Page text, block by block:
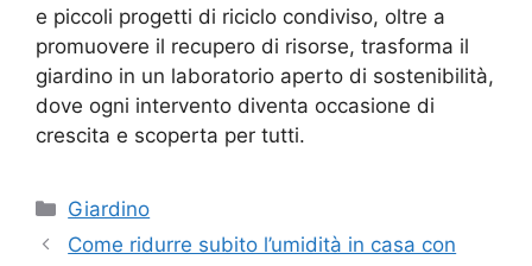
e piccoli progetti di riciclo condiviso, oltre a
promuovere il recupero di risorse, trasforma il
giardino in un laboratorio aperto di sostenibilità,
dove ogni intervento diventa occasione di
crescita e scoperta per tutti.
Categorie
Giardino
Come ridurre subito l’umidità in casa con